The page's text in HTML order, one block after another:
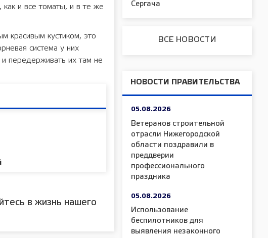
как и все томаты, и в те же
красивым кустиком, это
система у них
и передерживать их там не
в жизнь нашего
Сергача
ВСЕ НОВОСТИ
НОВОСТИ ПРАВИТЕЛЬСТВА
05.08.2026
Ветеранов строительной
отрасли Нижегородской
области поздравили в
преддверии
профессионального
праздника
05.08.2026
Использование
беспилотников для
выявления незаконного